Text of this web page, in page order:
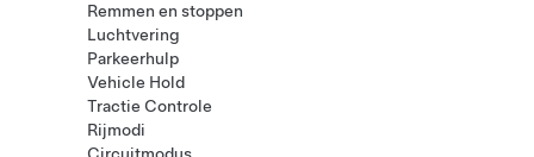
Remmen en stoppen
Luchtvering
Parkeerhulp
Vehicle Hold
Tractie Controle
Rijmodi